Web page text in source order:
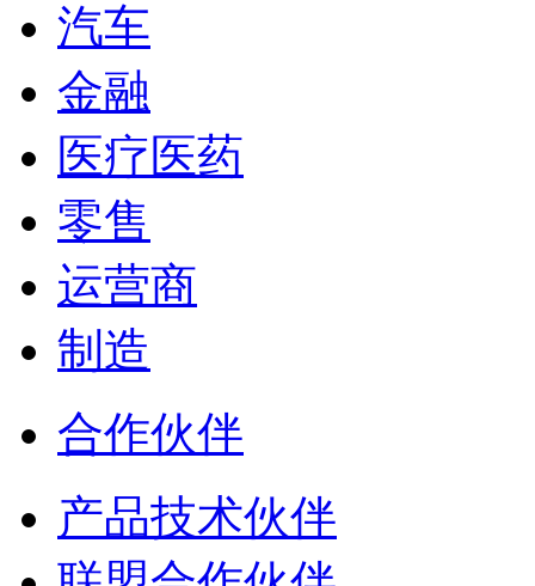
汽车
金融
医疗医药
零售
运营商
制造
合作伙伴
产品技术伙伴